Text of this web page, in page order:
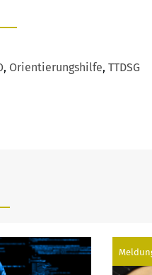
, Orientierungshilfe, TTDSG